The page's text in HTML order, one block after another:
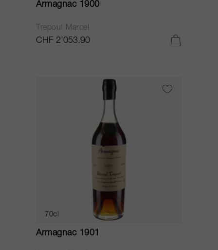
Armagnac 1900
Trepout Marcel
CHF 2’053.90
70cl
Armagnac 1901